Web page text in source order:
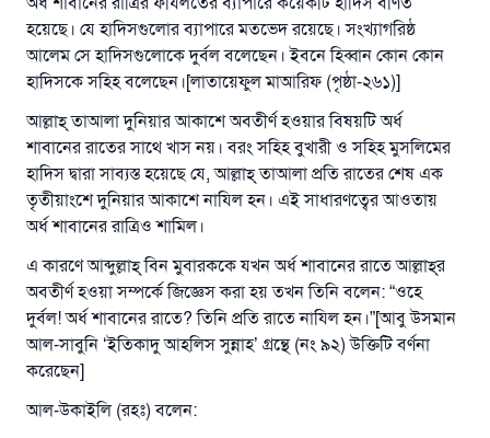
হয়েছে। যে হাদিসগুলোর ব্যাপারে মতভেদ রয়েছে। সংখ্যাগরিষ্ঠ
আলেম সে হাদিসগুলোকে দুর্বল বলেছেন। ইবনে হিব্বান কোন কোন
হাদিসকে সহিহ বলেছেন।[লাতায়েফুল মাআরিফ (পৃষ্ঠা-২৬১)]
আল্লাহ্‌ তাআলা দুনিয়ার আকাশে অবতীর্ণ হওয়ার বিষয়টি অর্ধ
শাবানের রাতের সাথে খাস নয়। বরং সহিহ বুখারী ও সহিহ মুসলিমের
হাদিস দ্বারা সাব্যস্ত হয়েছে যে, আল্লাহ্‌ তাআলা প্রতি রাতের শেষ এক
তৃতীয়াংশে দুনিয়ার আকাশে নাযিল হন। এই সাধারণত্বের আওতায়
অর্ধ শাবানের রাত্রিও শামিল।
এ কারণে আব্দুল্লাহ্‌ বিন মুবারককে যখন অর্ধ শাবানের রাতে আল্লাহ্‌র
অবতীর্ণ হওয়া সম্পর্কে জিজ্ঞেস করা হয় তখন তিনি বলেন: “ওহে
দুর্বল! অর্ধ শাবানের রাতে? তিনি প্রতি রাতে নাযিল হন।”[আবু উসমান
আল-সাবুনি ‘ইতিকাদু আহলিস সুন্নাহ’ গ্রন্থে (নং ৯২) উক্তিটি বর্ণনা
করেছেন]
আল-উকাইলি (রহঃ) বলেন:
উত্তর নম্বর ১১০৮৪৫ একটি বিবাহ রক্ষা
করেছিল।
উম্মাহকে উত্তর দিতে আমাদেরকে সহযোগিতা করুন
রাসূল সাল্লাল্লাহু আলাইহি ওয়া সাল্লাম বলেছেন
যে ব্যক্তি সৎ কর্মের পথ দেখাবে সে সৎকর্মকারীর সমান
(সহিহ মুসলিম; ১৮৯৩)
এখনই শরীক হোন